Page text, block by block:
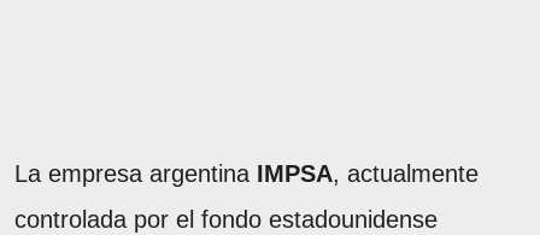
La empresa argentina IMPSA, actualmente
controlada por el fondo estadounidense